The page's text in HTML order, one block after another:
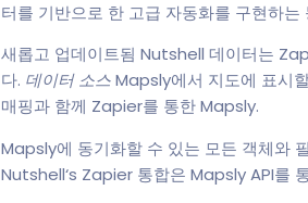
터를 기반으로 한 고급 자동화를 구현하
새롭고 업데이트됨 Nutshell 데이터는
다. 데이터 소스Mapsly에서 지도에 표시
매핑과 함께 Zapier를 통한 Mapsly.
Mapsly에 동기화할 수 있는 모든 객체와
Nutshell‘s Zapier 통합은 Mapsly API를